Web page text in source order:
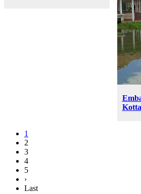
1
2
3
4
5
›
Last